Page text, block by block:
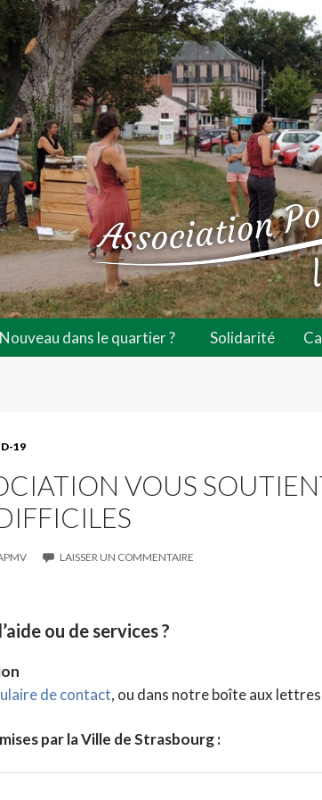
Nouveau dans le quartier ? Solidarité
19
VOUS
LAISSER UN COMMENTAIRE
ou de services ?
de contact, ou dans notre boîte aux
par la Ville de Strasbourg :